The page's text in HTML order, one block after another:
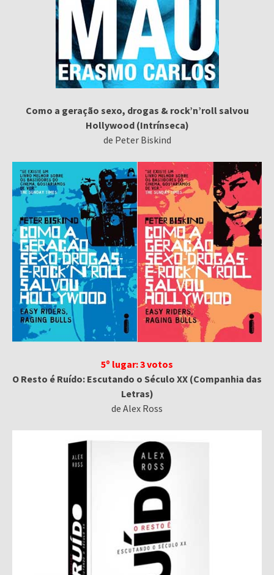
Como a geração sexo, drogas & rock’n’roll salvou
Hollywood (Intrínseca)
de Peter Biskind
5º lugar: 3 votos
O Resto é Ruído: Escutando o Século XX (Companhia das
Letras)
de Alex Ross